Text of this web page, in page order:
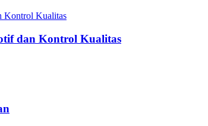
dan Kontrol Kualitas